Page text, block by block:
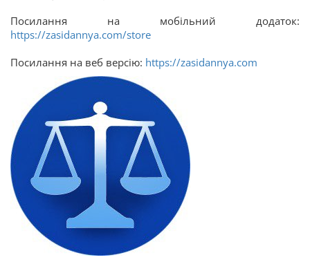
Посилання на мобільний додаток:
https://zasidannya.com/store
Посилання на веб версію: https://zasidannya.com